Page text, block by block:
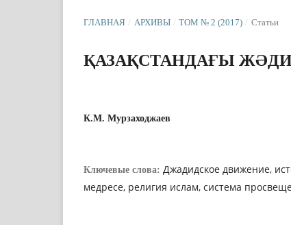
ГЛАВНАЯ / АРХИВЫ / ТОМ № 2 (2017) / Статьи
ҚАЗАҚСТАНДАҒЫ
К.М. Мурзаходжаев
Ключевые слова: Джадидское движение,
медресе, религия ислам, система